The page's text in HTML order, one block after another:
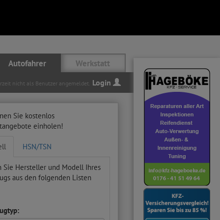
Autofahrer Werkstatt
nicht als Benutzer angemeldet. Login
Sie kostenlos
einholen!
HSN/TSN
Sie Hersteller und Modell Ihres
aus den folgenden Listen